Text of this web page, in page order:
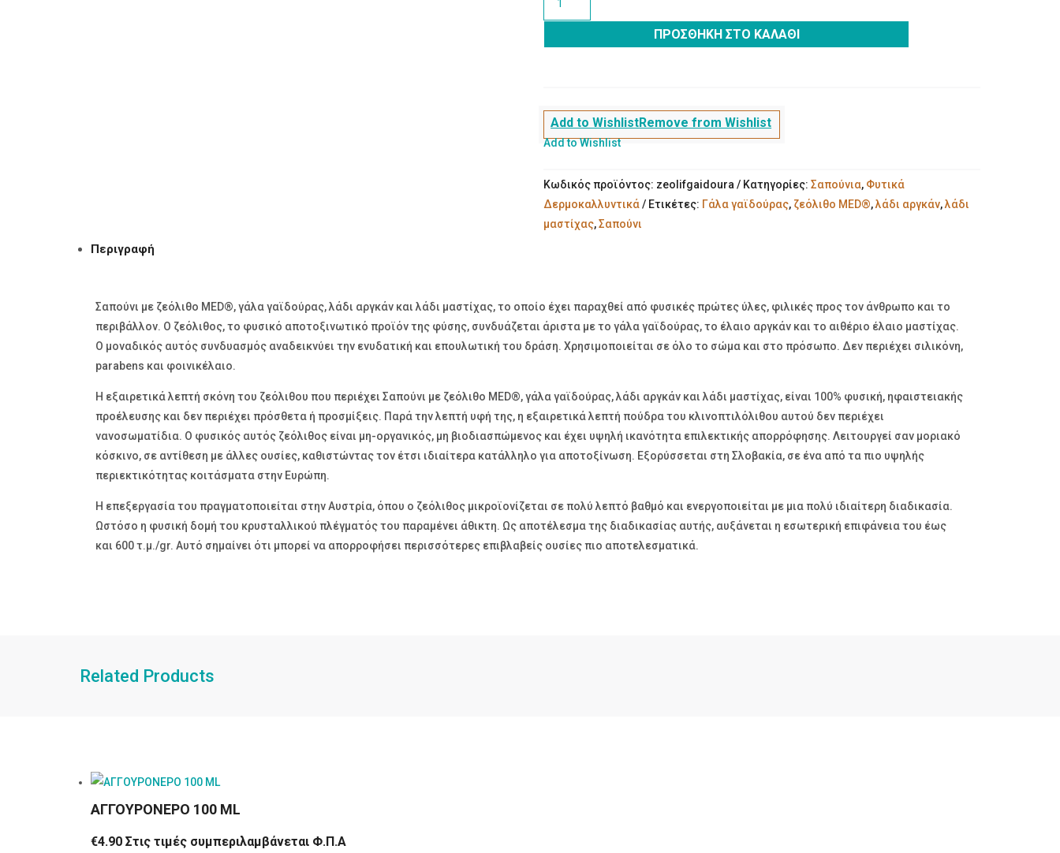
λάδι
αργκάν
μαστίχας
–
125
ΠΡΟΣΘΉΚΗ ΣΤΟ ΚΑΛΆΘΙ
Add to WishlistRemove from Wishlist
Add to Wishlist
Κωδικός προϊόντος: zeolifgaidoura Κατηγορίες:Σαπούνια, Φυτικά
Δερμοκαλλυντικά
Ετικέτες: Γάλα γαϊδούρας, ζεόλιθο MED®,λάδι αργκάν,λάδι
μαστίχας,Σαπούνι
Περιγραφή
Σαπούνι με ζεόλιθο MED®, γάλα γαϊδούρας, λάδι αργκάν και λάδι μαστίχας, το οποίο έχει παραχθεί από φυσικές πρώτες ύλες, φιλικές προς τον άνθρωπο και το
περιβάλλον. Ο ζεόλιθος, το φυσικό αποτοξινωτικό προϊόν της φύσης, συνδυάζεται άριστα με το γάλα γαϊδούρας, το έλαιο αργκάν και το αιθέριο έλαιο μαστίχας.
Ο μοναδικός αυτός συνδυασμός αναδεικνύει την ενυδατική και επουλωτική του δράση. Χρησιμοποιείται σε όλο το σώμα και στο πρόσωπο. Δεν περιέχει σιλικόνη,
parabens και φοινικέλαιο.
Η εξαιρετικά λεπτή σκόνη του ζεόλιθου που περιέχει Σαπούνι με ζεόλιθο MED®, γάλα γαϊδούρας, λάδι αργκάν και λάδι μαστίχας, είναι 100% φυσική, ηφαιστειακής
προέλευσης και δεν περιέχει πρόσθετα ή προσμίξεις. Παρά την λεπτή υφή της, η εξαιρετικά λεπτή πούδρα του κλινοπτιλόλιθου αυτού δεν περιέχει
νανοσωματίδια. Ο φυσικός αυτός ζεόλιθος είναι μη-οργανικός, μη βιοδιασπώμενος και έχει υψηλή ικανότητα επιλεκτικής απορρόφησης. Λειτουργεί σαν μοριακό
κόσκινο, σε αντίθεση με άλλες ουσίες, καθιστώντας τον έτσι ιδιαίτερα κατάλληλο για αποτοξίνωση. Εξορύσσεται στη Σλοβακία, σε ένα από τα πιο υψηλής
περιεκτικότητας κοιτάσματα στην Ευρώπη.
Η επεξεργασία του πραγματοποιείται στην Αυστρία, όπου ο ζεόλιθος μικροϊονίζεται σε πολύ λεπτό βαθμό και ενεργοποιείται με μια πολύ ιδιαίτερη διαδικασία.
Ωστόσο η φυσική δομή του κρυσταλλικού πλέγματός του παραμένει άθικτη. Ως αποτέλεσμα της διαδικασίας αυτής, αυξάνεται η εσωτερική επιφάνεια του έως
και 600 τ.μ./gr. Αυτό σημαίνει ότι μπορεί να απορροφήσει περισσότερες επιβλαβείς ουσίες πιο αποτελεσματικά.
Related Products
ΑΓΓΟΥΡΟΝΕΡΟ 100 ML
€4.90 Στις τιμές συμπεριλαμβάνεται Φ.Π.Α